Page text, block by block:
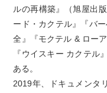
ルの再構築』（旭屋出
ード・カクテル』『バ
全』『モクテル & ロー
『ウイスキー カクテル
ある。
2019年、ドキュメンタ